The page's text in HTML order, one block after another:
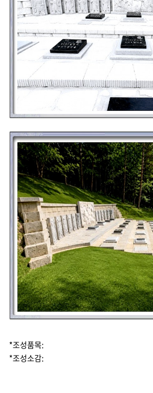
*조성품목:
*조성소감: